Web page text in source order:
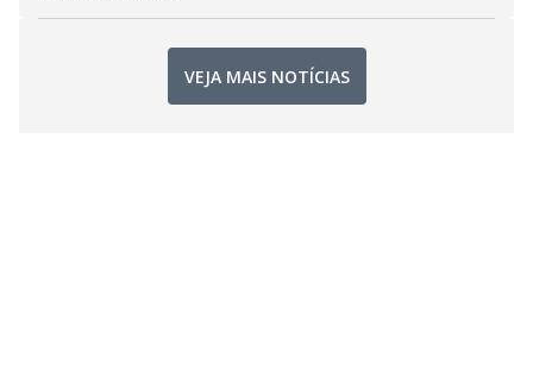
VEJA MAIS NOTÍCIAS